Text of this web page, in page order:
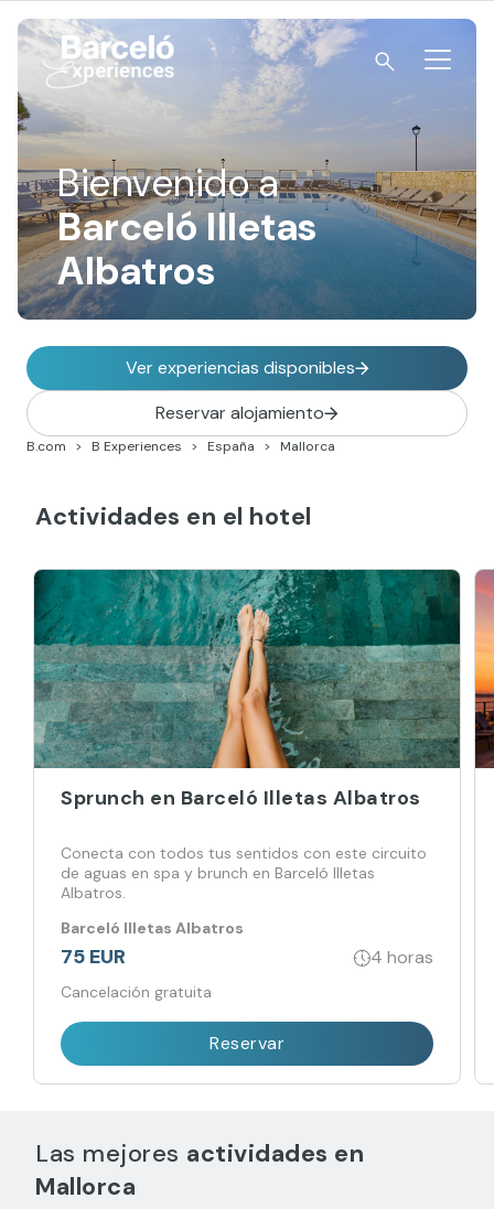
content
Barceló Experiences
Bienvenido a
Barceló Illetas
Albatros
B.com B Experiences España Mallorca
Ver experiencias disponibles
Reservar alojamiento
Actividades en el hotel
Sprunch en Barceló Illetas Albatros
Conecta con todos tus sentidos con este circuito
de aguas en spa y brunch en Barceló Illetas
Albatros.
Barceló Illetas Albatros
75 EUR 4 horas
Cancelación gratuita
Reservar
Las mejores actividades en
Mallorca